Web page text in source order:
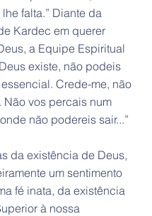
falta.” Diante da
Kardec em querer
a Equipe Espiritual
existe, não podeis
Crede-me, não
Não vos percais num
não podereis sair...”
da existência de Deus,
um sentimento
fé inata, da existência
à nossa